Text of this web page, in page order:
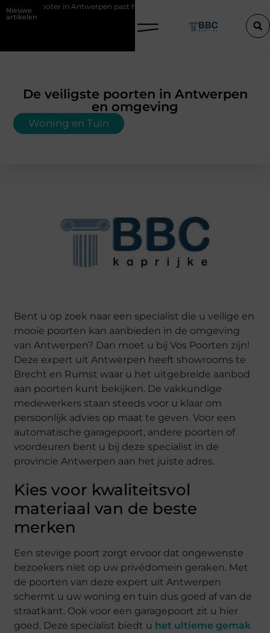
Nieuwe
artikelen
past het best bij uw situatie?
De veiligste poorten in Antwerpen
en omgeving
Woning en Tuin
Bent u op zoek naar een specialist die u veilige en
mooie poorten kan aanbieden in de omgeving
van Antwerpen? Dan moet u bij Vos Poorten zijn!
Deze expert uit Antwerpen heeft showrooms te
Brecht en Rumst waar u het uitgebreide aanbod
aan poorten kunt bekijken. De vakkundige
medewerkers staan steeds voor u klaar om
persoonlijk advies op maat te geven. Voor een
automatische garagepoort, andere poorten of
voordeuren bent u bij deze specialist in de
provincie Antwerpen aan het juiste adres.
Kies voor kwaliteitsvol
materiaal van de beste
merken
Een stevige poort zorgt ervoor dat ongewenste
bezoekers niet op uw privédomein geraken. Met
de poorten van deze expert uit Antwerpen
schermt u uw woning en tuin dus goed af van de
straatkant. Ook voor een garagepoort zit u hier
goed. Deze specialist biedt u het ultieme gemak